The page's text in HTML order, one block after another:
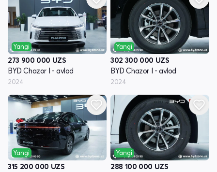
Yangi
273 900 000 UZS
BYD Chazor I - avlod
2024
Yangi
302 300 000 UZS
BYD Chazor I - avlod
2024
Yangi
315 200 000 UZS
Yangi
288 100 000 UZS